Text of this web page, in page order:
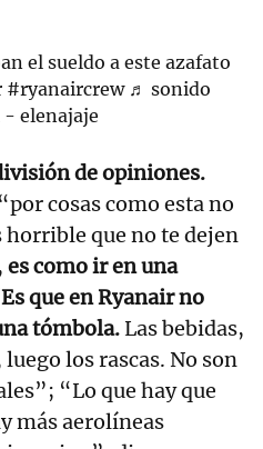
el sueldo a este azafato
#ryanaircrew ♬ sonido
elenajaje
de opiniones.
cosas como esta no
que no te dejen
es como ir en una
que en Ryanair no
tómbola.Las bebidas,
los rascas. No son
“Lo que hay que
más aerolíneas